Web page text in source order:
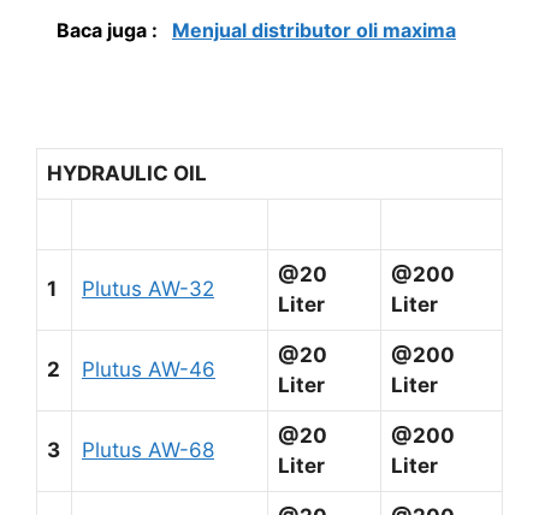
Baca juga : Menjual distributor oli maxima
HYDRAULIC OIL
1 Plutus AW-32
@20
Liter
@200
Liter
2 Plutus AW-46
@20
Liter
@200
Liter
3 Plutus AW-68
@20
Liter
@200
Liter